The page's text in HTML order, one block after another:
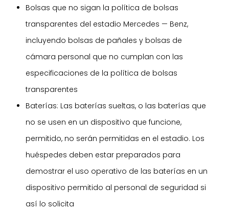
Bolsas que no sigan la política de bolsas
transparentes del estadio Mercedes — Benz,
incluyendo bolsas de pañales y bolsas de
cámara personal que no cumplan con las
especificaciones de la política de bolsas
transparentes
Baterías: Las baterías sueltas, o las baterías que
no se usen en un dispositivo que funcione,
permitido, no serán permitidas en el estadio. Los
huéspedes deben estar preparados para
demostrar el uso operativo de las baterías en un
dispositivo permitido al personal de seguridad si
así lo solicita